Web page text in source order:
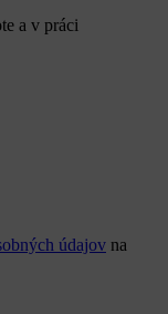
a v práci
údajov na